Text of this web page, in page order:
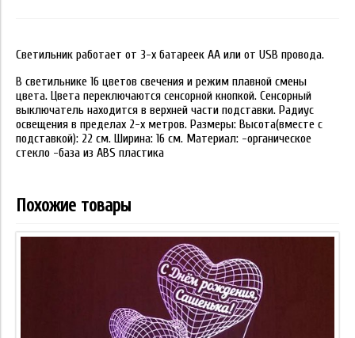
Светильник работает от 3-х батареек АА или от USB провода.
В светильнике 16 цветов свечения и режим плавной смены
цвета. Цвета переключаются сенсорной кнопкой. Сенсорный
выключатель находится в верхней части подставки. Радиус
освещения в пределах 2-х метров. Размеры: Высота(вместе с
подставкой): 22 см. Ширина: 16 см. Материал: -органическое
стекло -база из ABS пластика
Похожие товары